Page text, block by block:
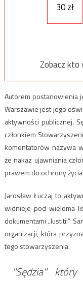
30 zł
Zobacz kto
Autorem postanowienia
Warszawie jest jego
aktywności publicznej.
członkiem
komentatorów nazywa
że nakaz ujawniania
prawem do ochrony
Jarosław Łuczaj to
widnieje pod wieloma
dokumentami „Iustitii”.
organizacji, która
tego stowarzyszenia.
"Sędzia"